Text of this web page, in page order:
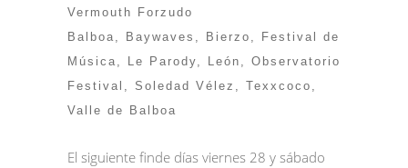
Vermouth Forzudo
Balboa
Baywaves Bierzo
Festival de
Música
Le Parody León
Observatorio
Festival
Soledad Vélez Texxcoco
Valle de Balboa
El siguiente finde días viernes 28 y sábado